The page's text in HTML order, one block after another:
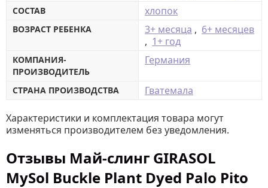
СОСТАВ хлопок
ВОЗРАСТ РЕБЕНКА 3+ месяца , 6+ месяцев
, 1+ год
КОМПАНИЯ-
ПРОИЗВОДИТЕЛЬ
Германия
СТРАНА ПРОИЗВОДСТВА Гватемала
Характеристики и комплектация товара могут
изменяться производителем без уведомления.
Отзывы Май-слинг GIRASOL
MySol Buckle Plant Dyed Palo Pito